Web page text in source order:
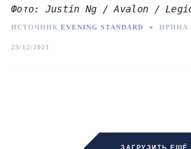
Фото: Justin Ng / Avalon /
ИСТОЧНИК EVENING STANDARD ● ИРИНА
23/12/2021